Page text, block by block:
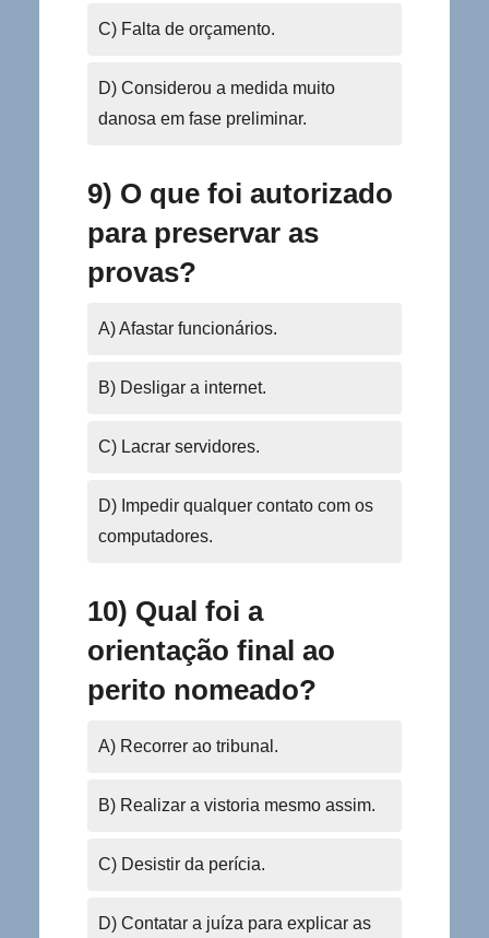
C) Falta de orçamento.
D) Considerou a medida muito
danosa em fase preliminar.
9) O que foi autorizado
para preservar as
provas?
A) Afastar funcionários.
B) Desligar a internet.
C) Lacrar servidores.
D) Impedir qualquer contato com os
computadores.
10) Qual foi a
orientação final ao
perito nomeado?
A) Recorrer ao tribunal.
B) Realizar a vistoria mesmo assim.
C) Desistir da perícia.
D) Contatar a juíza para explicar as